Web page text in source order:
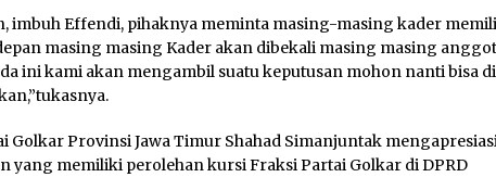
imbuh Effendi, pihaknya meminta masing-masing kader
masing masing Kader akan dibekali masing masing
ini kami akan mengambil suatu keputusan mohon nanti bisa
Golkar Provinsi Jawa Timur Shahad Simanjuntak
yang memiliki perolehan kursi Fraksi Partai Golkar di DPRD